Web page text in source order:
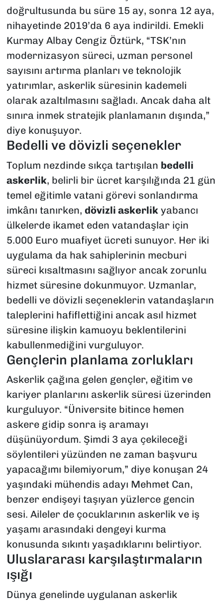
doğrultusunda bu süre 15 ay, sonra 12 aya,
nihayetinde 2019’da 6 aya indirildi. Emekli
Kurmay Albay Cengiz Öztürk, “TSK’nın
modernizasyon süreci, uzman personel
sayısını artırma planları ve teknolojik
yatırımlar, askerlik süresinin kademeli
olarak azaltılmasını sağladı. Ancak daha alt
sınıra inmek stratejik planlamanın dışında,”
diye konuşuyor.
Bedelli ve dövizli seçenekler
Toplum nezdinde sıkça tartışılan bedelli
askerlik, belirli bir ücret karşılığında 21 gün
temel eğitimle vatani görevi sonlandırma
imkânı tanırken, dövizli askerlik yabancı
ülkelerde ikamet eden vatandaşlar için
5.000 Euro muafiyet ücreti sunuyor. Her iki
uygulama da hak sahiplerinin mecburi
süreci kısaltmasını sağlıyor ancak zorunlu
hizmet süresine dokunmuyor. Uzmanlar,
bedelli ve dövizli seçeneklerin vatandaşların
taleplerini hafiflettiğini ancak asıl hizmet
süresine ilişkin kamuoyu beklentilerini
kabullenmediğini vurguluyor.
Gençlerin planlama zorlukları
Askerlik çağına gelen gençler, eğitim ve
kariyer planlarını askerlik süresi üzerinden
kurguluyor. “Üniversite bitince hemen
askere gidip sonra iş aramayı
düşünüyordum. Şimdi 3 aya çekileceği
söylentileri yüzünden ne zaman başvuru
yapacağımı bilemiyorum,” diye konuşan 24
yaşındaki mühendis adayı Mehmet Can,
benzer endişeyi taşıyan yüzlerce gencin
sesi. Aileler de çocuklarının askerlik ve iş
yaşamı arasındaki dengeyi kurma
konusunda sıkıntı yaşadıklarını belirtiyor.
Uluslararası karşılaştırmaların
ışığı
Dünya genelinde uygulanan askerlik